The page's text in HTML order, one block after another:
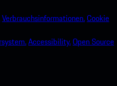
Verbrauchsinformationen.Cookie
Accessibility.Open Source